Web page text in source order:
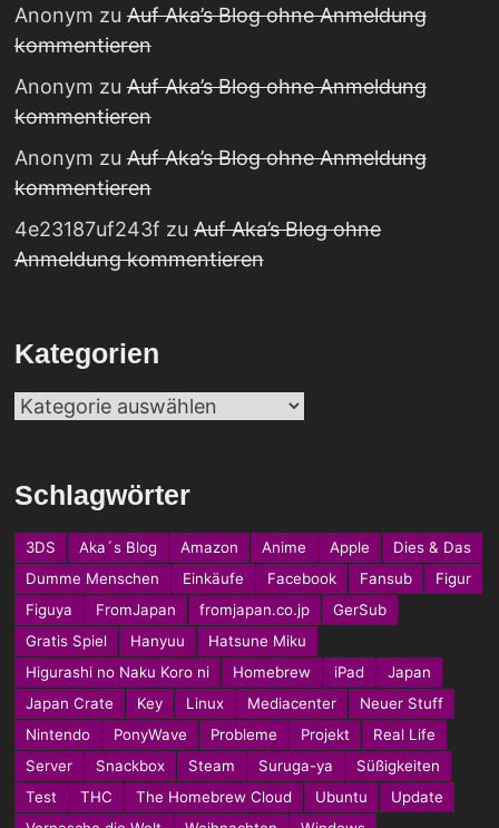
Anonym zuAuf Aka’s Blog ohne Anmeldung
kommentieren
Anonym zuAuf Aka’s Blog ohne Anmeldung
kommentieren
Anonym zuAuf Aka’s Blog ohne Anmeldung
kommentieren
4e23187uf243f zuAuf Aka’s Blog ohne
Anmeldung kommentieren
Kategorien
Kategorien
Schlagwörter
3DS Aka´s Blog Amazon Anime Apple
Dies & Das
Dumme Menschen
Einkäufe Facebook Fansub
Figur
Figuya
FromJapan fromjapan.co.jp
GerSub
Gratis Spiel
Hanyuu
Hatsune Miku
Higurashi no Naku Koro ni
Homebrew iPad
Japan
Japan Crate
Key Linux Mediacenter
Neuer Stuff
Nintendo
PonyWave Probleme Projekt
Real Life
Server
Snackbox Steam Suruga-ya
Süßigkeiten
Test
THC The Homebrew Cloud Ubuntu
Update